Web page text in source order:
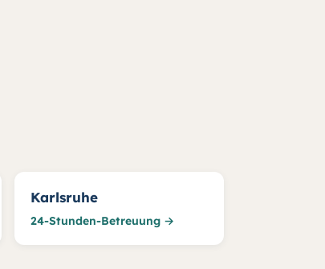
Karlsruhe
24-Stunden-Betreuung →